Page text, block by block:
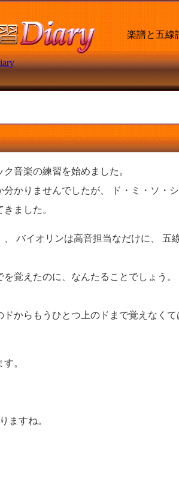
楽譜と五線
音楽の練習を始めました。
かりませんでしたが、 ド・ミ・ソ・
ました。
バイオリンは高音担当なだけに、 五
覚えたのに、なんたることでしょう。
からもうひとつ上のドまで覚えなくて
。
ますね。